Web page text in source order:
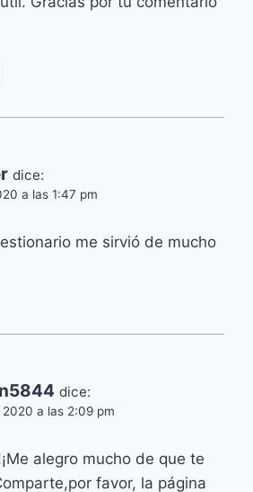
dice:
a las 1:47 pm
me sirvió de mucho
dice:
2020 a las 2:09 pm
alegro mucho de que te
favor, la página